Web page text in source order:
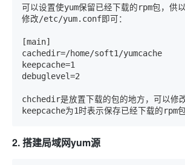
可以设置使yum保留已经下载的rpm包，供
修改/etc/yum.conf即可：
[main]
cachedir=/home/soft1/yumcache
keepcache=1
debuglevel=2
chchedir是放置下载的包的地方，可以修
keepcache为1时表示保存已经下载的rpm包
2. 搭建局域网yum源